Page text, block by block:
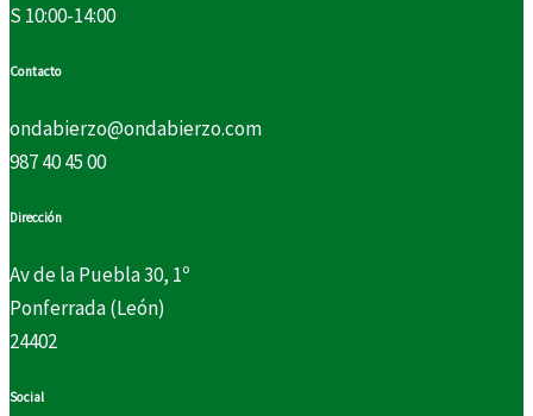
S 10:00-14:00
Contacto
ondabierzo@ondabierzo.com
987 40 45 00
Dirección
Av de la Puebla 30, 1º
Ponferrada (León)
24402
Social